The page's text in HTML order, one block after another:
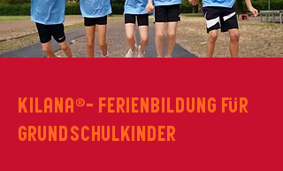
KILANA®- Ferienbildung für
Grundschulkinder